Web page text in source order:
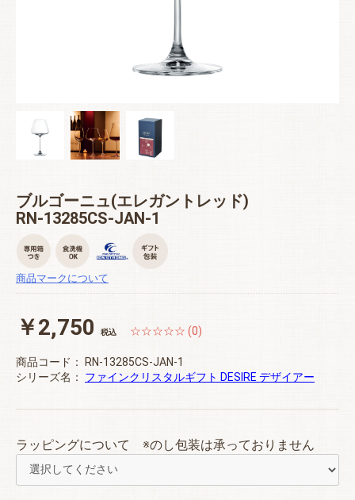
ブルゴーニュ(エレガントレッド)
RN-13285CS-JAN-1
商品マークについて
￥2,750 税込 ☆☆☆☆☆ (0)
商品コード：
RN-13285CS-JAN-1
シリーズ名： ファインクリスタルギフト DESIRE デザイアー
ラッピングについて ※のし包装は承っておりません